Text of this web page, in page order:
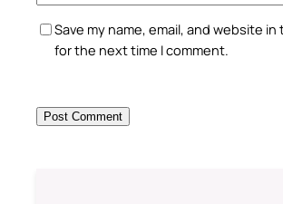
Save my name, email, and website
for the next time I comment.